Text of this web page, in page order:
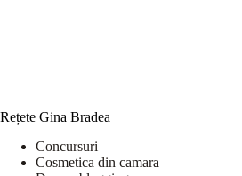
Rețete Gina Bradea
Concursuri
Cosmetica din camara